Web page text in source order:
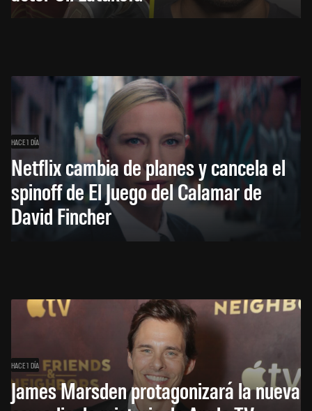
HACE 1 DÍA
Netflix cambia de planes y cancela el
spinoff de El Juego del Calamar de
David Fincher
HACE 1 DÍA
James Marsden protagonizará la nueva